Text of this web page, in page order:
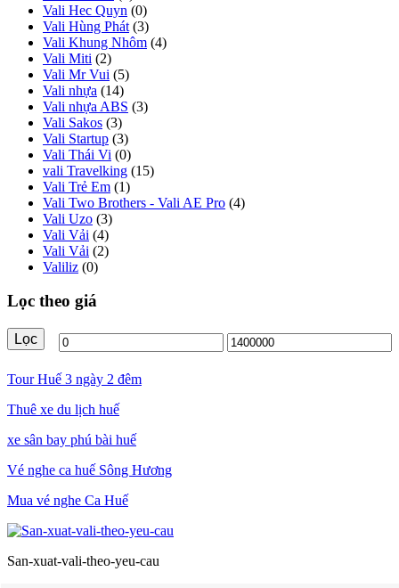
Vali Hec Quyn (0)
Vali Hùng Phát (3)
Vali Khung Nhôm (4)
Vali Miti (2)
Vali Mr Vui (5)
Vali nhựa (14)
Vali nhựa ABS (3)
Vali Sakos (3)
Vali Startup (3)
Vali Thái Vi (0)
vali Travelking (15)
Vali Trẻ Em (1)
Vali Two Brothers - Vali AE Pro (4)
Vali Uzo (3)
Vali Vải (4)
Vali Vải (2)
Valiliz (0)
Lọc theo giá
Giá
tối
Giá
Lọc
Tour Huế 3 ngày 2 đêm
Thuê xe du lịch huế
xe sân bay phú bài huế
Vé nghe ca huế Sông Hương
Mua vé nghe Ca Huế
San-xuat-vali-theo-yeu-cau